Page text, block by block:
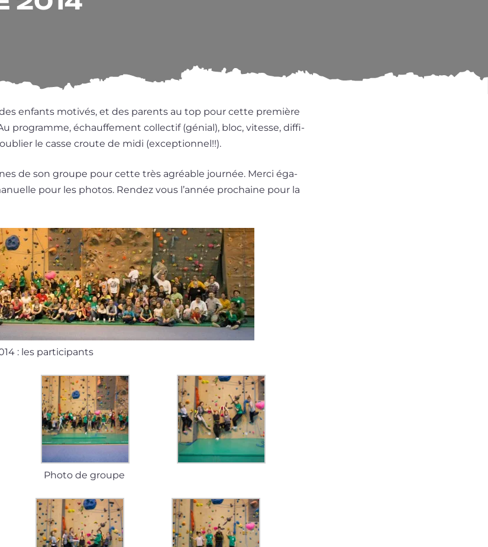
enfants moti­vés, et des parents au top pour cette pre­mière
Au pro­gramme, échauf­fe­ment col­lec­tif (génial), bloc, vitesse, dif­fi­
le casse croute de midi (excep­tion­nel!!).
de son groupe pour cette très agréable jour­née. Merci éga­
pour les pho­tos. Rendez vous l’an­née pro­chaine pour la
: les participants
Photo de groupe